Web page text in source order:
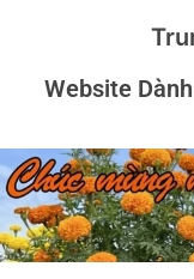
Website